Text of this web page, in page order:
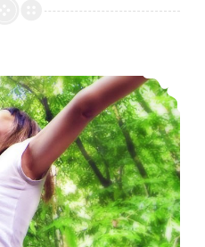
Changer sa vie grâce à la Sophrologie !